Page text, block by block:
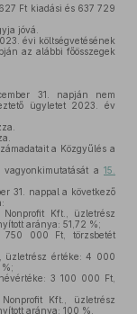
Ft kiadási és 637 729
jóvá.
évi költségvetésének
az alábbi főösszegek
31. napján nem
ügyletet 2023. év
a Közgyűlés a
a 15.
31. nappal a következő
Nonprofit Kft., üzletrész
aránya: 51,72 %;
750 000 Ft, törzsbetét
üzletrész értéke: 4 000
3 100 000 Ft,
Kft., üzletrész
aránya: 100 %.